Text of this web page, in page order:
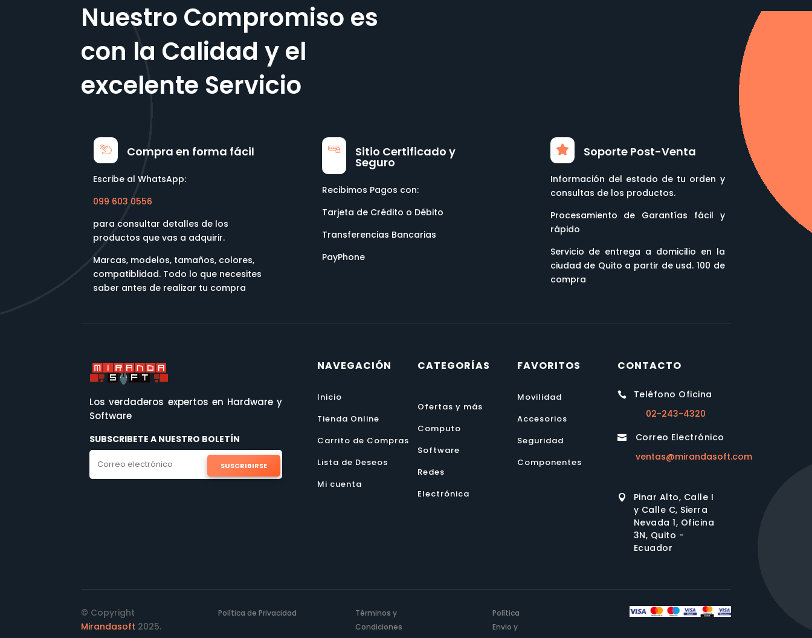
Nuestro Compromiso es
con la Calidad y el
excelente Servicio
Compra en forma fácil
Escribe al WhatsApp:
099 603 0556
para consultar detalles de los
productos que vas a adquirir.
Marcas, modelos, tamaños, colores,
compatiblidad. Todo lo que necesites
saber antes de realizar tu compra
Sitio Certificado y
Seguro
Recibimos Pagos con:
Tarjeta de Crédito o Débito
Transferencias Bancarias
PayPhone
Soporte Post-Venta
Información del estado de tu orden y
consultas de los productos.
Procesamiento de Garantías fácil y
rápido
Servicio de entrega a domicilio en la
ciudad de Quito a partir de usd. 100 de
compra
Los verdaderos expertos en Hardware y
Software
SUBSCRIBETE A NUESTRO BOLETÍN
SUSCRIBIRSE
NAVEGACIÓN
Inicio
Tienda Online
Carrito de Compras
Lista de Deseos
Mi cuenta
CATEGORÍAS
Ofertas y más
Computo
Software
Redes
Electrónica
FAVORITOS
Movilidad
Accesorios
Seguridad
Componentes
CONTACTO

Teléfono Oficina
02-243-4320

Correo Electrónico
ventas@mirandasoft.com

Pinar Alto, Calle I
y Calle C, Sierra
Nevada 1, Oficina
3N, Quito -
Ecuador
© Copyright
Mirandasoft 2025.
Política de Privacidad
Términos y
Condiciones
Política
Envio y